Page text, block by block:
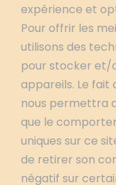
expérience et
Pour offrir les
utilisons des
pour stocker et/
appareils. Le fait
nous permettra
que le
uniques sur ce
de retirer son
négatif sur